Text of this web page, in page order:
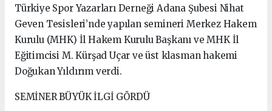
Türkiye Spor Yazarları Derneği Adana Şubesi Nihat
Geven Tesisleri’nde yapılan semineri Merkez Hakem
Kurulu (MHK) İl Hakem Kurulu Başkanı ve MHK İl
Eğitimcisi M. Kürşad Uçar ve üst klasman hakemi
Doğukan Yıldırım verdi.
SEMİNER BÜYÜK İLGİ GÖRDÜ